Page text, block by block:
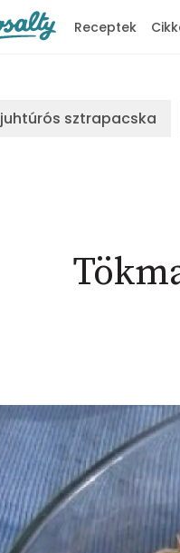
Receptek
juhtúrós sztrapacska